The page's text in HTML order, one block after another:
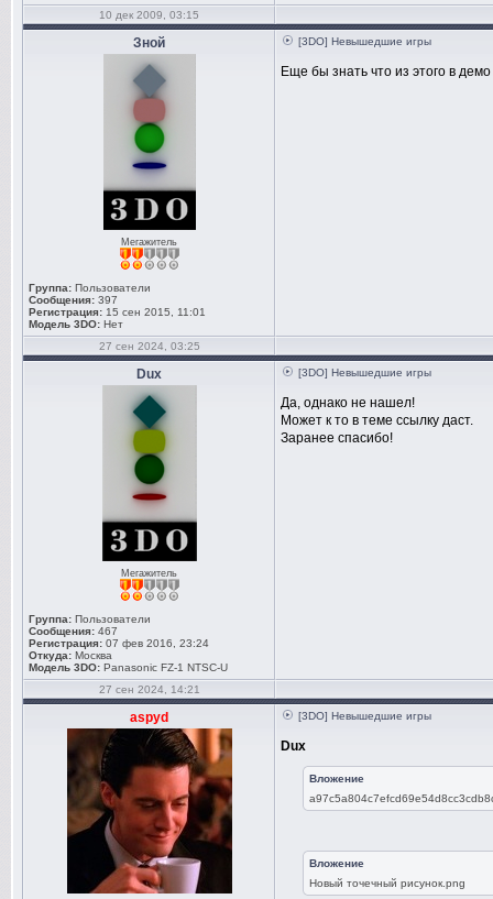
10 дек 2009, 03:15
Зной
Мегажитель
Группа: Пользователи
Сообщения: 397
Регистрация: 15 сен 2015, 11:01
Модель 3DO: Нет
[3DO] Невышедшие игры
Еще бы знать что из этого в демо
27 сен 2024, 03:25
Dux
Мегажитель
Группа: Пользователи
Сообщения: 467
Регистрация: 07 фев 2016, 23:24
Откуда: Москва
Модель 3DO: Panasonic FZ-1 NTSC-U
[3DO] Невышедшие игры
Да, однако не нашел!
Может к то в теме ссылку даст.
Заранее спасибо!
27 сен 2024, 14:21
aspyd [3DO] Невышедшие игры
Dux
Вложение
Вложение
Новый точечный рисунок.png